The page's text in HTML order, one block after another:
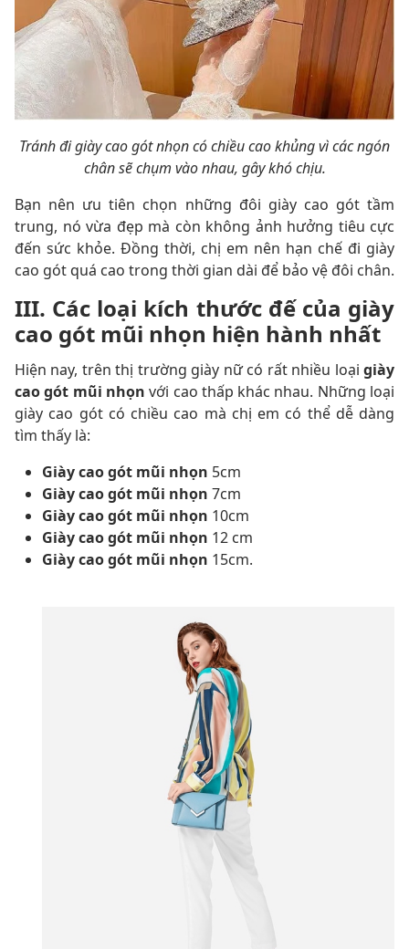
Tránh đi giày cao gót nhọn có chiều cao khủng vì các ngón
chân sẽ chụm vào nhau, gây khó chịu.
Bạn nên ưu tiên chọn những đôi giày cao gót tầm
trung, nó vừa đẹp mà còn không ảnh hưởng tiêu cực
đến sức khỏe. Đồng thời, chị em nên hạn chế đi giày
cao gót quá cao trong thời gian dài để bảo vệ đôi chân.
III. Các loại kích thước đế của giày
cao gót mũi nhọn hiện hành nhất
Hiện nay, trên thị trường giày nữ có rất nhiều loại giày
cao gót mũi nhọn với cao thấp khác nhau. Những loại
giày cao gót có chiều cao mà chị em có thể dễ dàng
tìm thấy là:
Giày cao gót mũi nhọn 5cm
Giày cao gót mũi nhọn 7cm
Giày cao gót mũi nhọn 10cm
Giày cao gót mũi nhọn 12 cm
Giày cao gót mũi nhọn 15cm.